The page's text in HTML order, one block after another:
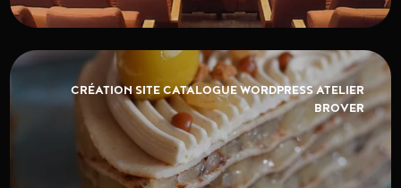
CRÉATION SITE CATALOGUE WORDPRESS ATELIER
BROVER